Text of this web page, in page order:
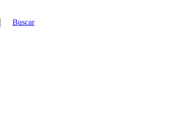
Buscar